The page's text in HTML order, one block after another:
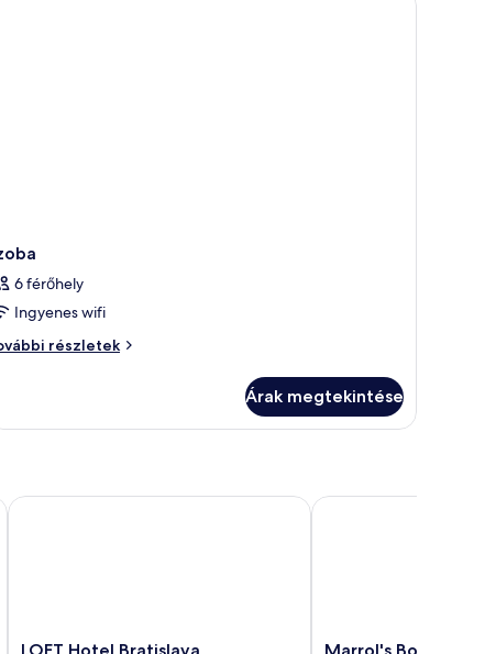
6 férőhely
Ingyenes wifi
részletek
Árak megtekintése
LOFT
LOFT Hotel Bratislava
Marrol's
Marrol's Boutique